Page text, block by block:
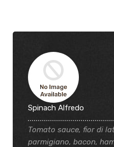
Spinach Alfredo
Tomato sauce, fior di
parmigiano, bacon,